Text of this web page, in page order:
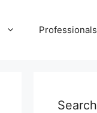
Professionals
Search